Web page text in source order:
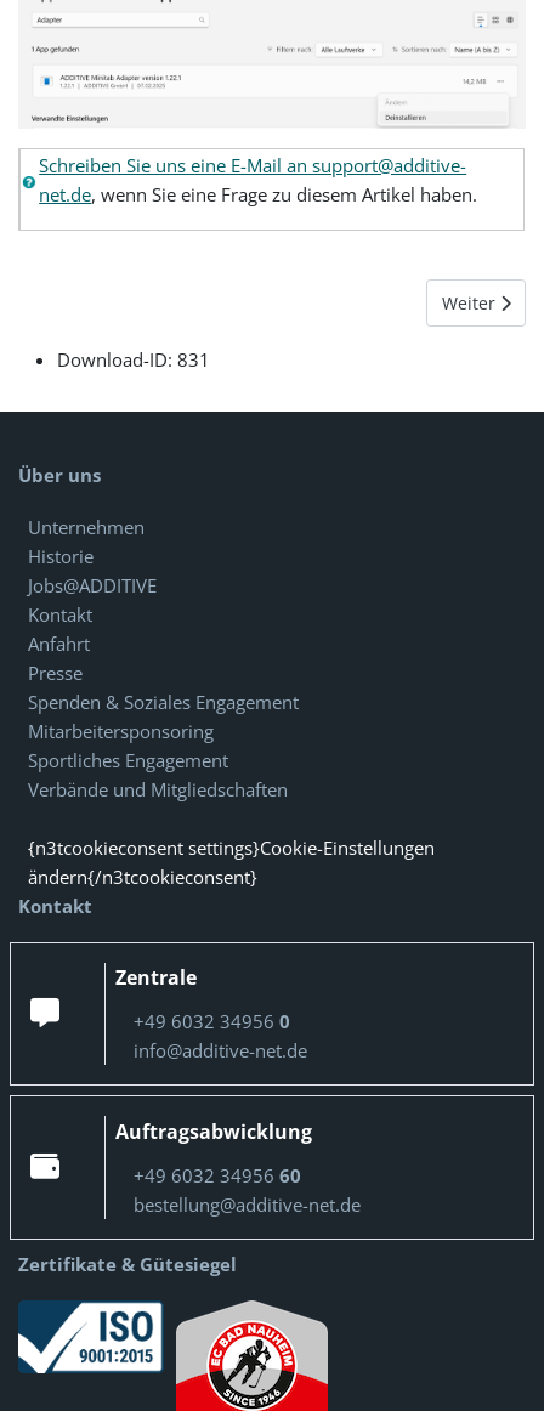
Schreiben Sie uns eine E-Mail an support@additive-
net.de, wenn Sie eine Frage zu diesem Artikel haben.
Nächster
Weiter
Download-ID:831
Über uns
Unternehmen
Historie
Jobs@ADDITIVE
Kontakt
Anfahrt
Presse
Spenden & Soziales Engagement
Mitarbeitersponsoring
Sportliches Engagement
Verbände und Mitgliedschaften
{n3tcookieconsent settings}Cookie-Einstellungen
ändern{/n3tcookieconsent}
Kontakt
Zentrale
+49 6032 34956 0
info@additive-net.de
Auftragsabwicklung
+49 6032 34956 60
bestellung@additive-net.de
Zertifikate & Gütesiegel